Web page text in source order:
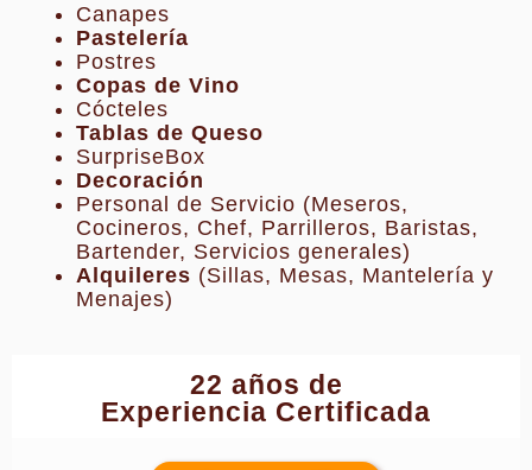
Canapes
Pastelería
Postres
Copas de Vino
Cócteles
Tablas de Queso
SurpriseBox
Decoración
Personal de Servicio (Meseros,
Cocineros, Chef, Parrilleros, Baristas,
Bartender, Servicios generales)
Alquileres (Sillas, Mesas, Mantelería y
Menajes)
22 años de
Experiencia Certificada